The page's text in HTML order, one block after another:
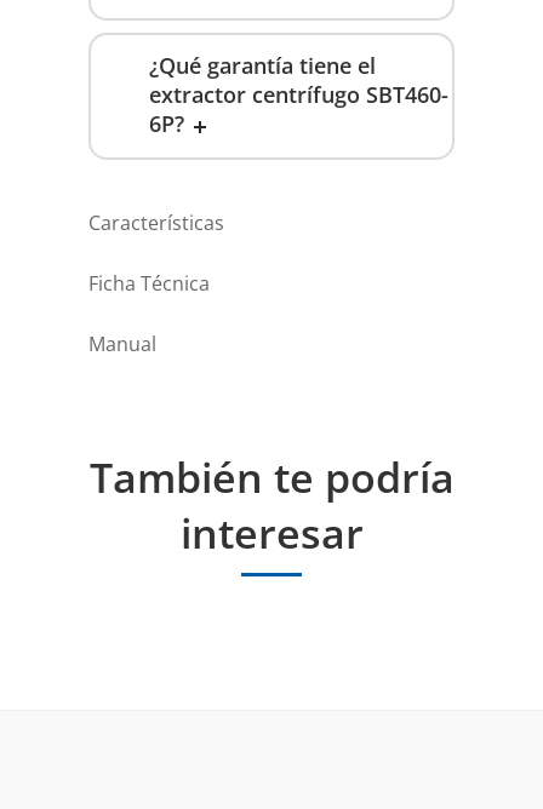
¿Qué garantía tiene el
extractor centrífugo SBT460-
6P?
Características
Ficha Técnica
Manual
También te podría
interesar